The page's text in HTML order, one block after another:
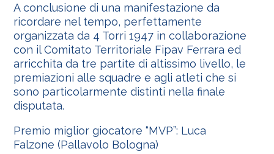
A conclusione di una manifestazione da
ricordare nel tempo, perfettamente
organizzata da 4 Torri 1947 in collaborazione
con il Comitato Territoriale Fipav Ferrara ed
arricchita da tre partite di altissimo livello, le
premiazioni alle squadre e agli atleti che si
sono particolarmente distinti nella finale
disputata.
Premio miglior giocatore “MVP”: Luca
Falzone (Pallavolo Bologna)